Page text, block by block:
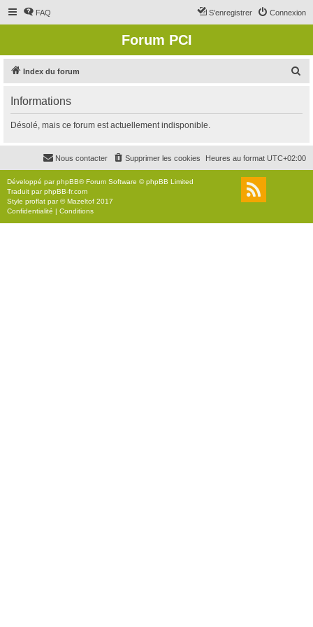
FAQ Connexion
S’enregistrer
Forum PCI
Index du forum
r
c
r
Informations
Désolé, mais ce forum est actuellement indisponible.
Heures au format UTC+02:00
Supprimer les cookies
Nous contacter
Développé parphpBB® Forum Software © phpBB Limited
Traduit parphpBB-fr.com
Style proflat par ©Mazeltof 2017
Confidentialité | Conditions